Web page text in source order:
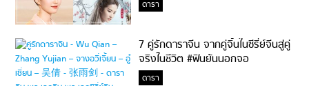
ดารา
7 คู่รักดาราจีน จากคู่จิ้นในซีรี่ย์จีนสู่คู่
จริงในชีวิต #ฟินยันนอกจอ
ดารา